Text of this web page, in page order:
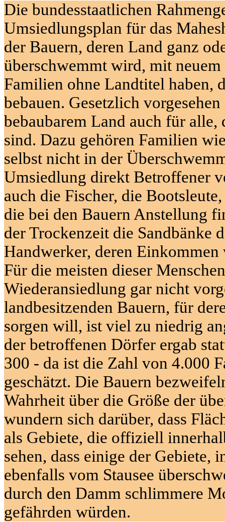
Die bundesstaatlichen
Umsiedlungsplan für das
der Bauern, deren Land ganz
überschwemmt wird, mit
Familien ohne Landtitel haben,
bebauen. Gesetzlich
bebaubarem Land auch für
sind. Dazu gehören Familien
selbst nicht in der
Umsiedlung direkt Betroffener
auch die Fischer, die
die bei den Bauern Anstellung
der Trockenzeit die Sandbänke
Handwerker, deren
Für die meisten dieser
Wiederansiedlung gar nicht
landbesitzenden Bauern, für
sorgen will, ist viel zu niedrig
der betroffenen Dörfer ergab
300 - da ist die Zahl von 4.000
geschätzt. Die Bauern
Wahrheit über die Größe der
wundern sich darüber, dass
als Gebiete, die offiziell
sehen, dass einige der Gebiete,
ebenfalls vom Stausee
durch den Damm schlimmere
gefährden würden.